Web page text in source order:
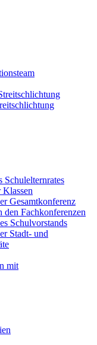
Schulelternrates
Klassen
Gesamtkonferenz
Fachkonferenzen
Schulvorstands
Stadt- und
mit